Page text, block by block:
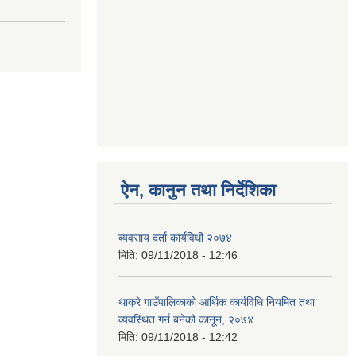
ऐन, कानुन तथा निर्देशिका
ब्यवसाय दर्ता कार्यविधी २०७४
मिति: 09/11/2018 - 12:46
थाक्रे गाउँपालिकाको आर्थिक कार्यविधि नियमित तथा
व्यवस्थित गर्न बनेको कानून, २०७४
मिति: 09/11/2018 - 12:42